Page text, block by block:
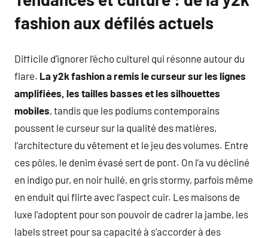
fashion aux défilés actuels
Difficile d’ignorer l’écho culturel qui résonne autour du
flare. La y2k fashion a remis le curseur sur les lignes
amplifiées, les tailles basses et les silhouettes
mobiles, tandis que les podiums contemporains
poussent le curseur sur la qualité des matières,
l’architecture du vêtement et le jeu des volumes. Entre
ces pôles, le denim évasé sert de pont. On l’a vu décliné
en indigo pur, en noir huilé, en gris stormy, parfois même
en enduit qui flirte avec l’aspect cuir. Les maisons de
luxe l’adoptent pour son pouvoir de cadrer la jambe, les
labels street pour sa capacité à s’accorder à des